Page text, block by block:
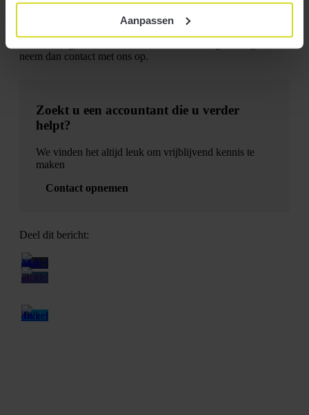
Aanpassen
verschuldigd omdat heffingskortingen worden gebruikt die
anders verloren waren gegaan.
neem dan contact met ons op.
Zoekt u een accountant die u verder
helpt?
We vinden het altijd leuk om vrijblijvend kennis te
maken
Contact opnemen
Deel dit bericht: